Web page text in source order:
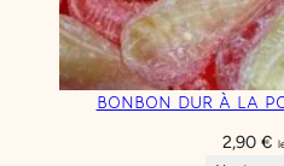
BONBON DUR À LA
2,90 €